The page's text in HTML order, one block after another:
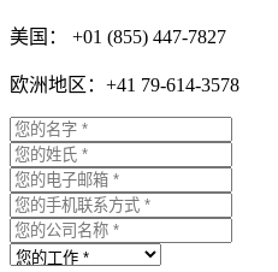
美国： +01 (855) 447-7827
欧洲地区：+41 79-614-3578